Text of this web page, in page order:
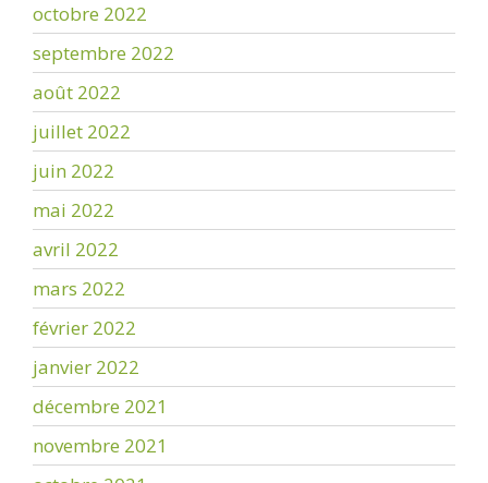
octobre 2022
septembre 2022
août 2022
juillet 2022
juin 2022
mai 2022
avril 2022
mars 2022
février 2022
janvier 2022
décembre 2021
novembre 2021